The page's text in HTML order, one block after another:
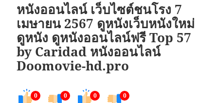
หนังออนไลน์ เว็บไซต์ชนโรง 7
เมษายน 2567 ดูหนังเว็บหนังใหม่
ดูหนัง ดูหนังออนไลน์ฟรี Top 57
by Caridad หนังออนไลน์
Doomovie-hd.pro
0 0 0 0